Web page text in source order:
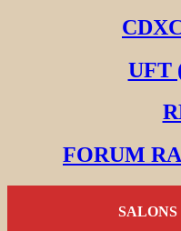
UFT
FORUM